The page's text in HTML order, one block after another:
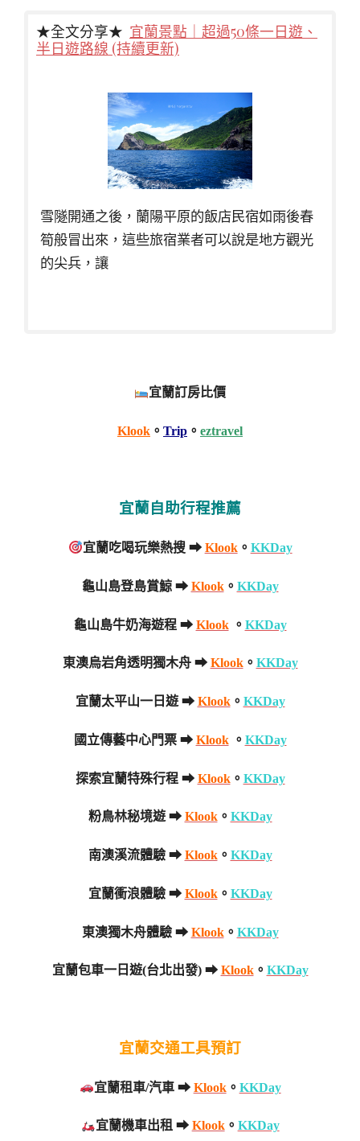
★全文分享★ 宜蘭景點｜超過50條一日遊、
半日遊路線 (持續更新)
雪隧開通之後，蘭陽平原的飯店民宿如雨後春
筍般冒出來，這些旅宿業者可以說是地方觀光
的尖兵，讓
宜蘭訂房比價
Klook 。 Trip 。 eztravel
宜蘭自助行程推薦
宜蘭吃喝玩樂熱搜 ➡ Klook。 KKDay
龜山島登島賞鯨 ➡ Klook。 KKDay
龜山島牛奶海遊程 ➡ Klook。 KKDay
東澳烏岩角透明獨木舟 ➡ Klook。 KKDay
宜蘭太平山一日遊 ➡ Klook。 KKDay
國立傳藝中心門票 ➡ Klook。 KKDay
探索宜蘭特殊行程 ➡ Klook。 KKDay
粉鳥林秘境遊 ➡ Klook。 KKDay
南澳溪流體驗 ➡ Klook。 KKDay
宜蘭衝浪體驗 ➡ Klook。 KKDay
東澳獨木舟體驗 ➡ Klook。 KKDay
宜蘭包車一日遊(台北出發) ➡ Klook。 KKDay
宜蘭交通工具預訂
宜蘭租車/汽車 ➡ Klook。 KKDay
宜蘭機車出租 ➡ Klook。 KKDay